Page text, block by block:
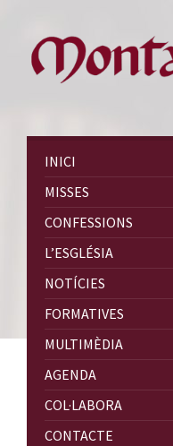
INICI
MISSES
CONFESSIONS
L’ESGLÉSIA
NOTÍCIES
FORMATIVES
MULTIMÈDIA
AGENDA
COL·LABORA
CONTACTE